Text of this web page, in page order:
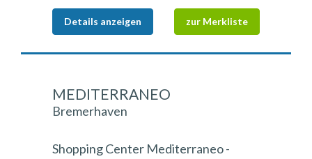
Details anzeigen zur Merkliste
MEDITERRANEO
Bremerhaven
Shopping Center Mediterraneo -